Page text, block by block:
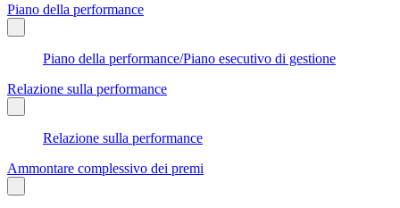
Piano della performance
Piano della performance/Piano esecutivo di gestione
Relazione sulla performance
Relazione sulla performance
Ammontare complessivo dei premi